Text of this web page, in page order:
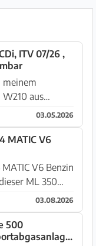
ITV 07/26 ,
meinem
W210 aus
Ein ehrliches
5-Zylinder
gemacht
Getriebe:
03.05.2026
MATIC V6
V6 Benzin
ML 350
272 PS, Bj.
keine
03.08.2026
500